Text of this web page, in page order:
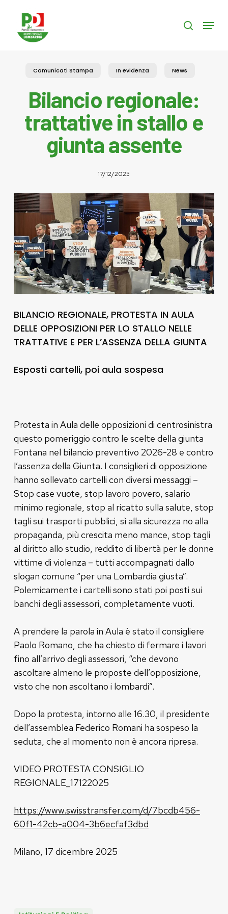
content
search
Menu
Comunicati Stampa In evidenza News
Bilancio regionale:
trattative in stallo e
giunta assente
17/12/2025
BILANCIO REGIONALE, PROTESTA IN AULA
DELLE OPPOSIZIONI PER LO STALLO NELLE
TRATTATIVE E PER L’ASSENZA DELLA GIUNTA
Esposti cartelli, poi aula sospesa
Protesta in Aula delle opposizioni di centrosinistra
questo pomeriggio contro le scelte della giunta
Fontana nel bilancio preventivo 2026-28 e contro
l’assenza della Giunta. I consiglieri di opposizione
hanno sollevato cartelli con diversi messaggi –
Stop case vuote, stop lavoro povero, salario
minimo regionale, stop al ricatto sulla salute, stop
tagli sui trasporti pubblici, sì alla sicurezza no alla
propaganda, più crescita meno mance, stop tagli
al diritto allo studio, reddito di libertà per le donne
vittime di violenza – tutti accompagnati dallo
slogan comune “per una Lombardia giusta”.
Polemicamente i cartelli sono stati poi posti sui
banchi degli assessori, completamente vuoti.
A prendere la parola in Aula è stato il consigliere
Paolo Romano, che ha chiesto di fermare i lavori
fino all’arrivo degli assessori, “che devono
ascoltare almeno le proposte dell’opposizione,
visto che non ascoltano i lombardi”.
Dopo la protesta, intorno alle 16.30, il presidente
dell’assemblea Federico Romani ha sospeso la
seduta, che al momento non è ancora ripresa.
VIDEO PROTESTA CONSIGLIO
REGIONALE_17122025
https://www.swisstransfer.com/d/7bcdb456-
60f1-42cb-a004-3b6ecfaf3dbd
Milano, 17 dicembre 2025